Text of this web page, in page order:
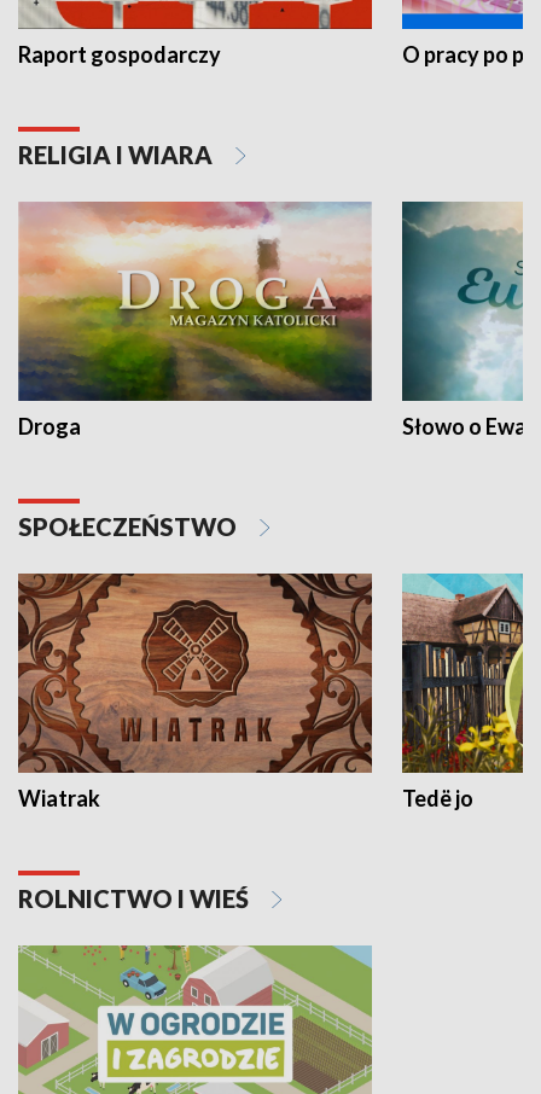
Raport gospodarczy O pracy po
RELIGIA I WIARA
Droga Słowo o
SPOŁECZEŃSTWO
Wiatrak Tedë jo
ROLNICTWO I WIEŚ